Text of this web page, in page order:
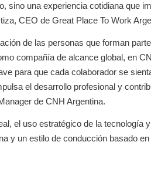
sino una experiencia cotidiana que
CEO de Great Place To Work
de las personas que forman
compañía de alcance global, en
para que cada colaborador se
el desarrollo profesional y
de CNH Argentina.
el uso estratégico de la tecnología
y un estilo de conducción basado